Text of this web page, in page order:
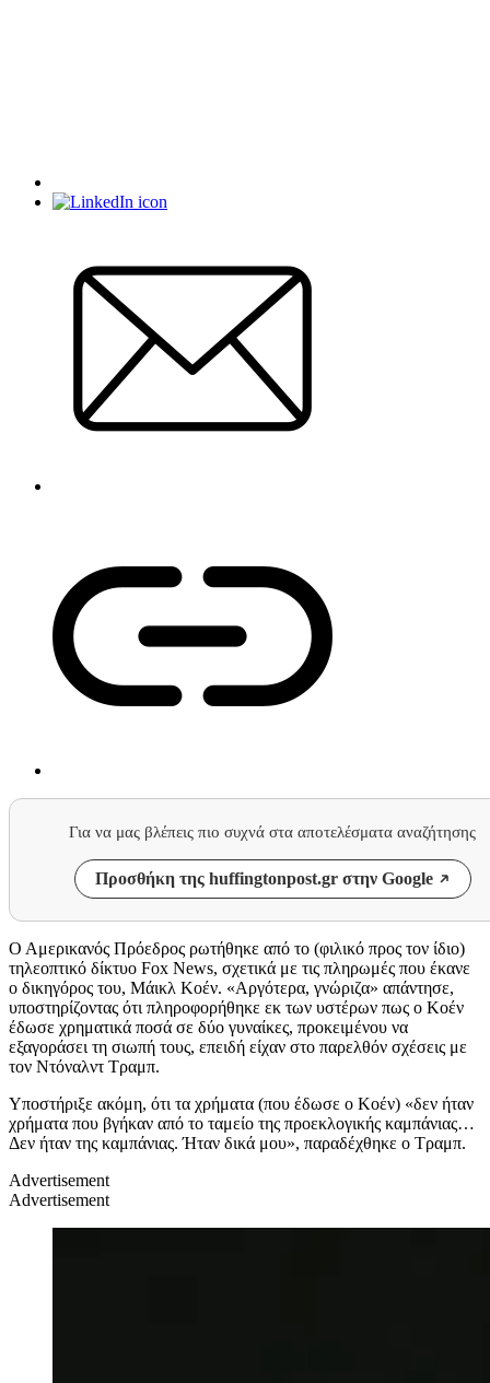
Για να μας βλέπεις πιο συχνά στα αποτελέσματα αναζήτησης
Προσθήκη της huffingtonpost.gr στην Google
Ο Αμερικανός Πρόεδρος ρωτήθηκε από το (φιλικό προς τον ίδιο)
τηλεοπτικό δίκτυο Fox News, σχετικά με τις πληρωμές που έκανε
ο δικηγόρος του, Μάικλ Κοέν. «Αργότερα, γνώριζα» απάντησε,
υποστηρίζοντας ότι πληροφορήθηκε εκ των υστέρων πως ο Κοέν
έδωσε χρηματικά ποσά σε δύο γυναίκες, προκειμένου να
εξαγοράσει τη σιωπή τους, επειδή είχαν στο παρελθόν σχέσεις με
τον Ντόναλντ Τραμπ.
Υποστήριξε ακόμη, ότι τα χρήματα (που έδωσε ο Κοέν) «δεν ήταν
χρήματα που βγήκαν από το ταμείο της προεκλογικής καμπάνιας…
Δεν ήταν της καμπάνιας. Ήταν δικά μου», παραδέχθηκε ο Τραμπ.
Advertisement
Advertisement